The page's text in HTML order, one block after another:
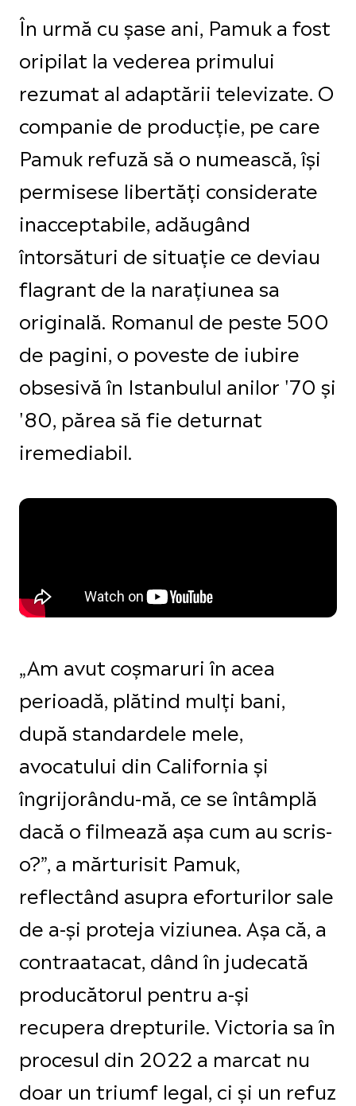
În urmă cu șase ani, Pamuk a fost
oripilat la vederea primului
rezumat al adaptării televizate. O
companie de producție, pe care
Pamuk refuză să o numească, își
permisese libertăți considerate
inacceptabile, adăugând
întorsături de situație ce deviau
flagrant de la narațiunea sa
originală. Romanul de peste 500
de pagini, o poveste de iubire
obsesivă în Istanbulul anilor '70 și
'80, părea să fie deturnat
iremediabil.
„Am avut coșmaruri în acea
perioadă, plătind mulți bani,
după standardele mele,
avocatului din California și
îngrijorându-mă, ce se întâmplă
dacă o filmează așa cum au scris-
o?”, a mărturisit Pamuk,
reflectând asupra eforturilor sale
de a-și proteja viziunea. Așa că, a
contraatacat, dând în judecată
producătorul pentru a-și
recupera drepturile. Victoria sa în
procesul din 2022 a marcat nu
doar un triumf legal, ci și un refuz